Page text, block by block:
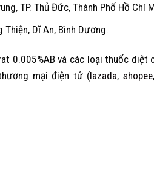
TP. Thủ Đức, Thành Phố Hồ Chí
Dĩ An, Bình Dương.
0.005%AB và các loại thuốc diệt
mại điện tử (lazada, shopee,